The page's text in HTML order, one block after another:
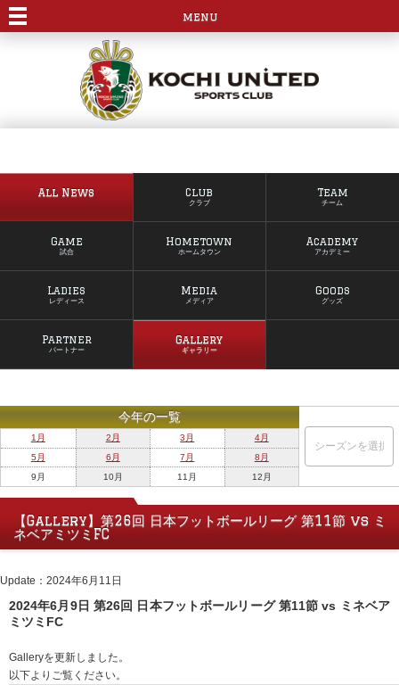
menu
All News Club
クラブ
Team
チーム
Game
試合
Hometown
ホームタウン
Academy
アカデミー
Ladies
レディース
Media
メディア
Goods
グッズ
Partner
パートナー
Gallery
ギャラリー
今年の一覧
1月 2月 3月
4月
5月
6月 7月
8月
9月
10月 11月 12月
【Gallery】第26回 日本フットボールリーグ 第11節 vs ミ
ネベアミツミFC
Update：2024年6月11日
2024年6月9日 第26回 日本フットボールリーグ 第11節 vs ミネベア
ミツミFC
Galleryを更新しました。
以下よりご覧ください。